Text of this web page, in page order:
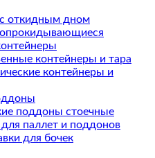
откидным дном
контейнеры и тара
контейнеры и
поддоны стоечные
паллет и поддонов
для бочек